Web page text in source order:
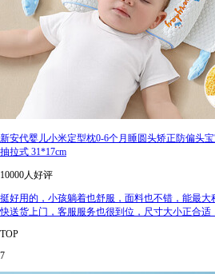
新安代婴儿小米定型枕0-6个月睡圆头矫正防偏头
抽拉式 31*17cm
10000人好评
挺好用的，小孩躺着也舒服，面料也不错，能最
快送货上门，客服服务也很到位，尺寸大小正合适
TOP
7